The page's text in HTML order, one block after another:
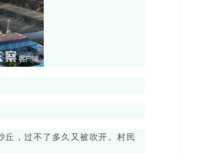
丘，过不了多久又被吹开。村民